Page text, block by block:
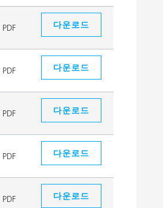
PDF 다운로드
PDF 다운로드
PDF 다운로드
PDF 다운로드
PDF 다운로드